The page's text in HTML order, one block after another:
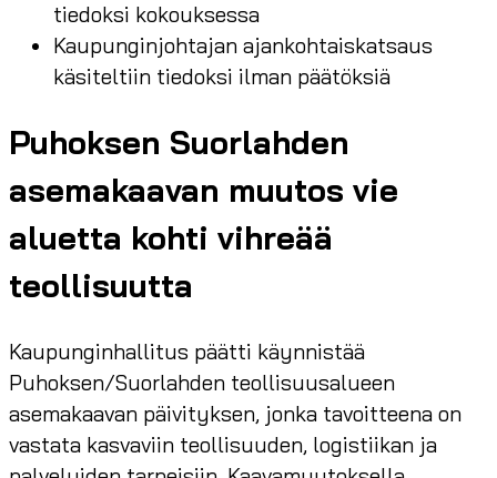
tiedoksi kokouksessa
Kaupunginjohtajan ajankohtaiskatsaus
käsiteltiin tiedoksi ilman päätöksiä
Puhoksen Suorlahden
asemakaavan muutos vie
aluetta kohti vihreää
teollisuutta
Kaupunginhallitus päätti käynnistää
Puhoksen/Suorlahden teollisuusalueen
asemakaavan päivityksen, jonka tavoitteena on
vastata kasvaviin teollisuuden, logistiikan ja